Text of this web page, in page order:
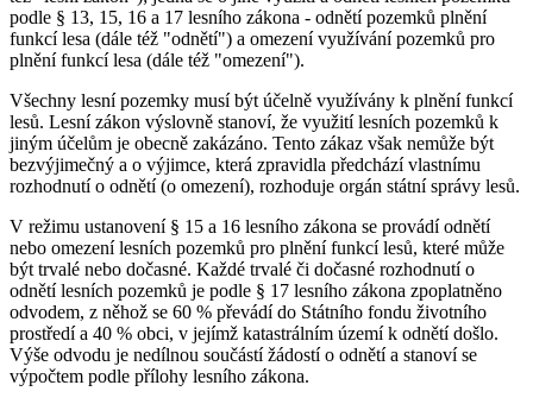
podle § 13, 15, 16 a 17 lesního zákona - odnětí pozemků plnění
funkcí lesa (dále též "odnětí") a omezení využívání pozemků pro
plnění funkcí lesa (dále též "omezení").
Všechny lesní pozemky musí být účelně využívány k plnění funkcí
lesů. Lesní zákon výslovně stanoví, že využití lesních pozemků k
jiným účelům je obecně zakázáno. Tento zákaz však nemůže být
bezvýjimečný a o výjimce, která zpravidla předchází vlastnímu
rozhodnutí o odnětí (o omezení), rozhoduje orgán státní správy lesů.
V režimu ustanovení § 15 a 16 lesního zákona se provádí odnětí
nebo omezení lesních pozemků pro plnění funkcí lesů, které může
být trvalé nebo dočasné. Každé trvalé či dočasné rozhodnutí o
odnětí lesních pozemků je podle § 17 lesního zákona zpoplatněno
odvodem, z něhož se 60 % převádí do Státního fondu životního
prostředí a 40 % obci, v jejímž katastrálním území k odnětí došlo.
Výše odvodu je nedílnou součástí žádostí o odnětí a stanoví se
výpočtem podle přílohy lesního zákona.